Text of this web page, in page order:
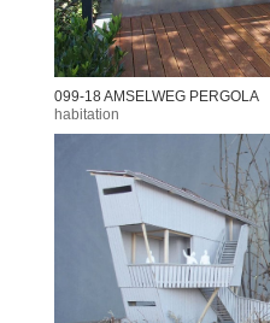
099-18 AMSELWEG PERGOLA
habitation